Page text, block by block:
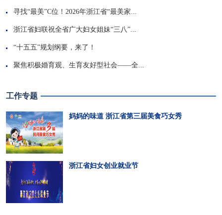
寻找“最美”C位！2026年浙江省“最美家...
浙江省妇联祝全省广大妇女姐妹“三八”...
“十五五”规划纲要，来了！
聚焦积极婚育观、生育友好型社会——全...
工作专题
妈妈的味道 浙江省第三届美食巧女秀
浙江省妇女创业就业节